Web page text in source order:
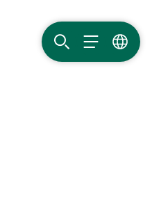
BUSCARMENÚIDIOMA